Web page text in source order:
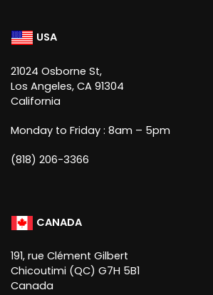
USA
21024 Osborne St,
Los Angeles, CA 91304
California
Monday to Friday : 8am – 5pm
(818) 206-3366
CANADA
191, rue Clément Gilbert
Chicoutimi (QC) G7H 5B1
Canada